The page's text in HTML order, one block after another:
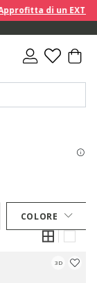
di un EXTRA
COLORE
3D